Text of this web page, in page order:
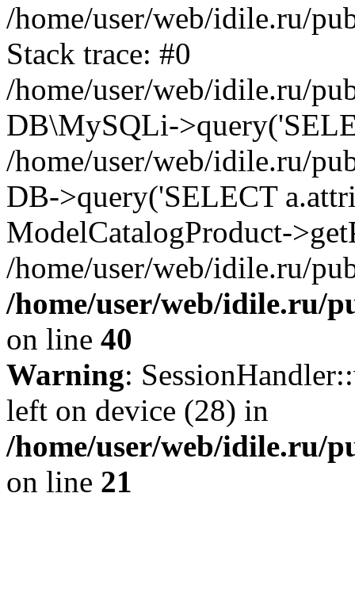
/home/user/web/idile.ru/
Stack trace: #0
/home/user/web/idile.ru/
DB\MySQLi-
/home/user/web/idile.ru/
DB->query('SELECT
ModelCatalogProduct-
/home/user/web/idile.ru/
/home/user/web/idile.ru/
on line 40
Warning:
left on device (28) in
/home/user/web/idile.ru/
on line 21